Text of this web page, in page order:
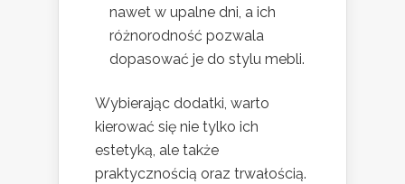
nawet w upalne dni, a ich
różnorodność pozwala
dopasować je do stylu mebli.
Wybierając dodatki, warto
kierować się nie tylko ich
estetyką, ale także
praktycznością oraz trwałością.